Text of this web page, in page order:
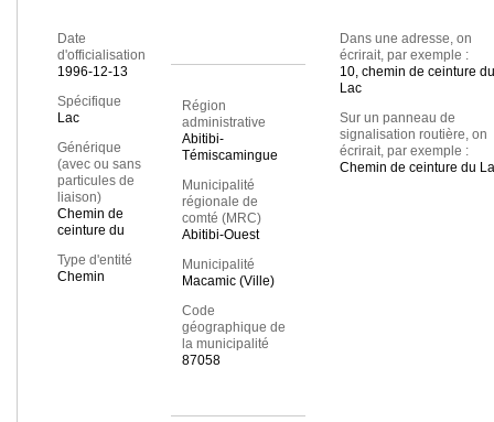
Date
d'officialisation
1996-12-13
Spécifique
Lac
Générique
(avec ou sans
particules de
liaison)
Chemin de
ceinture du
Type d'entité
Chemin
Région
administrative
Abitibi-
Témiscamingue
Municipalité
régionale de
comté (MRC)
Abitibi-Ouest
Municipalité
Macamic (Ville)
Code
géographique de
la municipalité
87058
Dans une adresse, on
écrirait, par exemple :
10, chemin de ceinture du
Lac
Sur un panneau de
signalisation routière, on
écrirait, par exemple :
Chemin de ceinture du